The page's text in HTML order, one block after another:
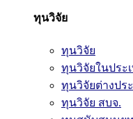
ทุนวิจัย
ทุนวิจัย
ทุนวิจัยในประ
ทุนวิจัยต่างปร
ทุนวิจัย สบจ.